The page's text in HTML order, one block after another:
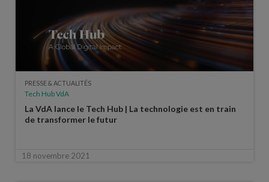
PRESSE & ACTUALITÉS
Tech Hub VdA
La VdA lance le Tech Hub | La technologie est en train
de transformer le futur
18 novembre 2021